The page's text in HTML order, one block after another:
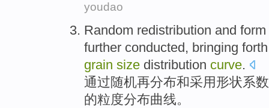
youdao
Random redistribution and form
further conducted, bringing
grain size distribution curve.
通过随机再分布和采用形状系数
的粒度分布曲线。